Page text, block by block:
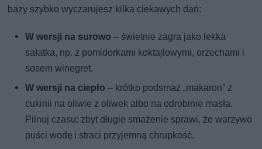
bazy szybko wyczarujesz kilka ciekawych dań:
W wersji na surowo – świetnie zagra jako lekka
sałatka, np. z pomidorkami koktajlowymi, orzechami i
sosem winegret.
W wersji na ciepło – krótko podsmaż „makaron” z
cukinii na oliwie z oliwek albo na odrobinie masła.
Pilnuj czasu: zbyt długie smażenie sprawi, że warzywo
puści wodę i straci przyjemną chrupkość.